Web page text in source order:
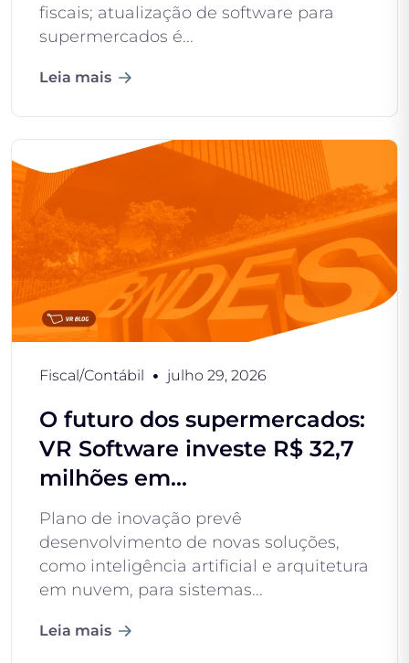
fiscais; atualização de software para
supermercados é...
Leia mais
Fiscal/Contábil julho 29, 2026
O futuro dos supermercados:
VR Software investe R$ 32,7
milhões em...
Plano de inovação prevê
desenvolvimento de novas soluções,
como inteligência artificial e arquitetura
em nuvem, para sistemas...
Leia mais